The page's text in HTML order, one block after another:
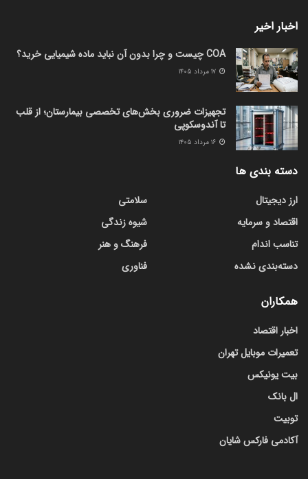
اخبار اخیر
COA چیست و چرا بدون آن نباید ماده شیمیایی خرید؟
تجهیزات ضروری بخش‌های تخصصی بیمارستان؛ از قلب
تا آندوسکوپی
دسته بندی ها
ارز دیجیتال
اقتصاد و سرمایه
تناسب اندام
دسته‌بندی نشده
سلامتی
شیوه زندگی
فرهنگ و هنر
فناوری
همکاران
اخبار اقتصاد
تعمیرات موبایل تهران
بیت یونیکس
ال بانک
توبیت
آکادمی فارکس شایان